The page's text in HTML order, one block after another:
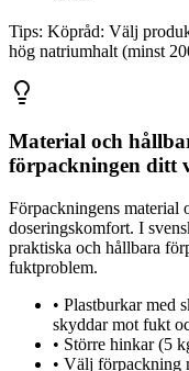
Tips: Köpråd: Välj
hög natriumhalt (minst
Material och
förpackningen ditt
Förpackningens material
doseringskomfort. I
praktiska och hållbara
fuktproblem.
• Plastburkar med
skyddar mot fukt
• Större hinkar (5
• Välj förpackning